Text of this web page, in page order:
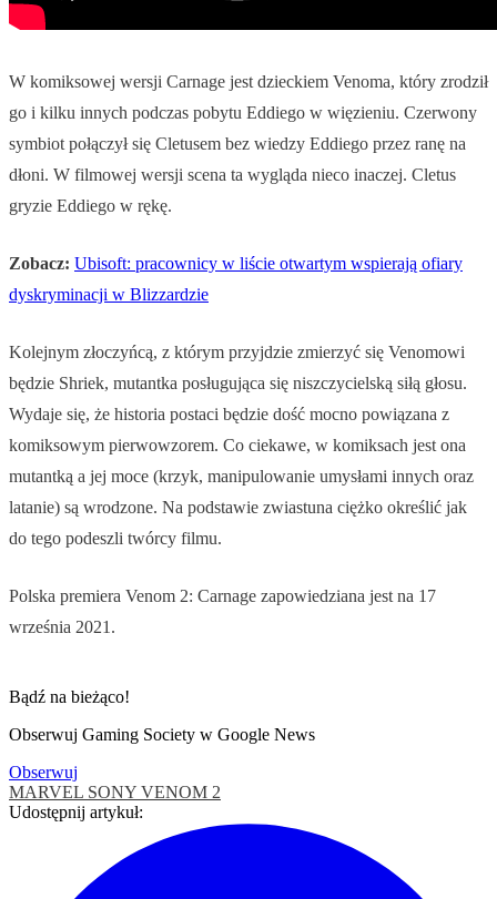
W komiksowej wersji Carnage jest dzieckiem Venoma, który zrodził
go i kilku innych podczas pobytu Eddiego w więzieniu. Czerwony
symbiot połączył się Cletusem bez wiedzy Eddiego przez ranę na
dłoni. W filmowej wersji scena ta wygląda nieco inaczej. Cletus
gryzie Eddiego w rękę.
Zobacz: Ubisoft: pracownicy w liście otwartym wspierają ofiary
dyskryminacji w Blizzardzie
Kolejnym złoczyńcą, z którym przyjdzie zmierzyć się Venomowi
będzie Shriek, mutantka posługująca się niszczycielską siłą głosu.
Wydaje się, że historia postaci będzie dość mocno powiązana z
komiksowym pierwowzorem. Co ciekawe, w komiksach jest ona
mutantką a jej moce (krzyk, manipulowanie umysłami innych oraz
latanie) są wrodzone. Na podstawie zwiastuna ciężko określić jak
do tego podeszli twórcy filmu.
Polska premiera Venom 2: Carnage zapowiedziana jest na 17
września 2021.
Bądź na bieżąco!
Obserwuj Gaming Society w Google News
Obserwuj
MARVEL SONY VENOM 2
Udostępnij artykuł: